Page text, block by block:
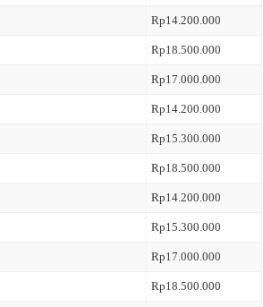
Rp14.200.000
Rp18.500.000
Rp17.000.000
Rp14.200.000
Rp15.300.000
Rp18.500.000
Rp14.200.000
Rp15.300.000
Rp17.000.000
Rp18.500.000